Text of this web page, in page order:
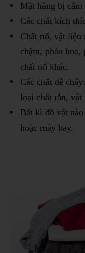
Mặt hàng bị
Các chất kích
Chất nổ, vật
chậm, pháo hoa,
chất nổ khác.
Các chất dễ
loại chất rắn, vật
Bất kì đồ vật
hoặc máy bay.